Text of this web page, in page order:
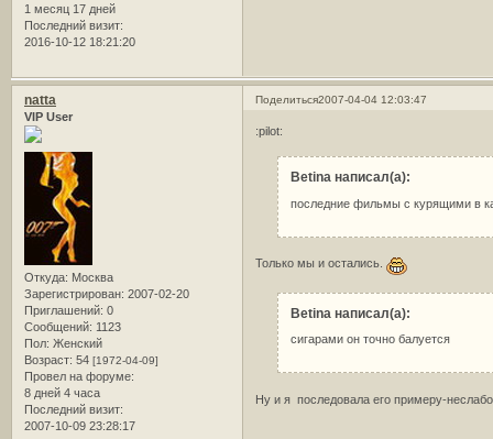
1 месяц 17 дней
Последний визит:
2016-10-12 18:21:20
Поделиться2007-04-04 12:03:47
natta
VIP User
Откуда: Москва
Зарегистрирован: 2007-02-20
Приглашений: 0
Сообщений: 1123
Пол: Женский
Возраст: 54 [1972-04-09]
Провел на форуме:
8 дней 4 часа
Последний визит:
2007-10-09 23:28:17
:pilot:
Betina написал(а):
последние фильмы с курящими в
Только мы и остались.
Betina написал(а):
сигарами он точно балуется
Ну и я последовала его примеру-